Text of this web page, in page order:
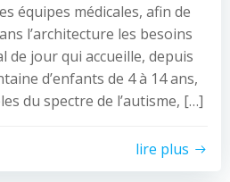
équipes médicales, afin de
l’architecture les besoins
de jour qui accueille, depuis
d’enfants de 4 à 14 ans,
du spectre de l’autisme, […]
lire plus